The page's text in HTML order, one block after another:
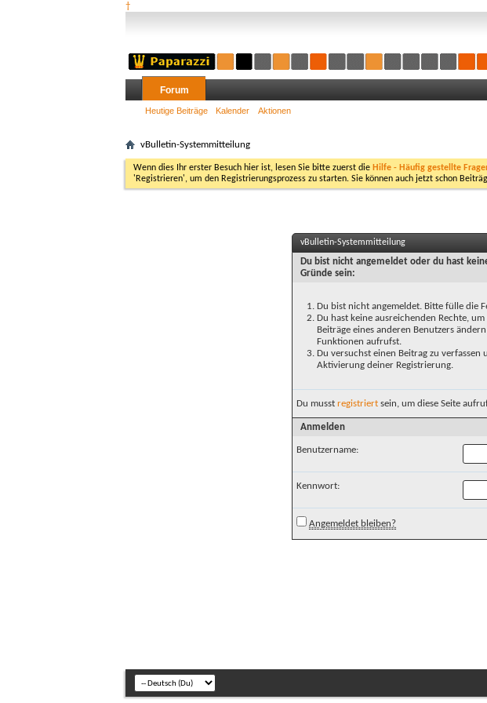
†
Forum
Heutige Beiträge Kalender Aktionen
vBulletin-Systemmitteilung
Wenn dies Ihr erster Besuch hier ist, lesen Sie bitte zuerst die Hilfe - Häufig gestellte
'Registrieren', um den Registrierungsprozess zu starten. Sie können auch jetzt schon
vBulletin-Systemmitteilung
Du bist nicht angemeldet oder du hast
Gründe sein:
Du bist nicht angemeldet. Bitte fülle die
Du hast keine ausreichenden Rechte,
Beiträge eines anderen Benutzers
Funktionen aufrufst.
Du versuchst einen Beitrag zu
Aktivierung deiner Registrierung.
Du musst registriert sein, um diese Seite
Anmelden
Benutzername:
Kennwort:
Angemeldet bleiben?